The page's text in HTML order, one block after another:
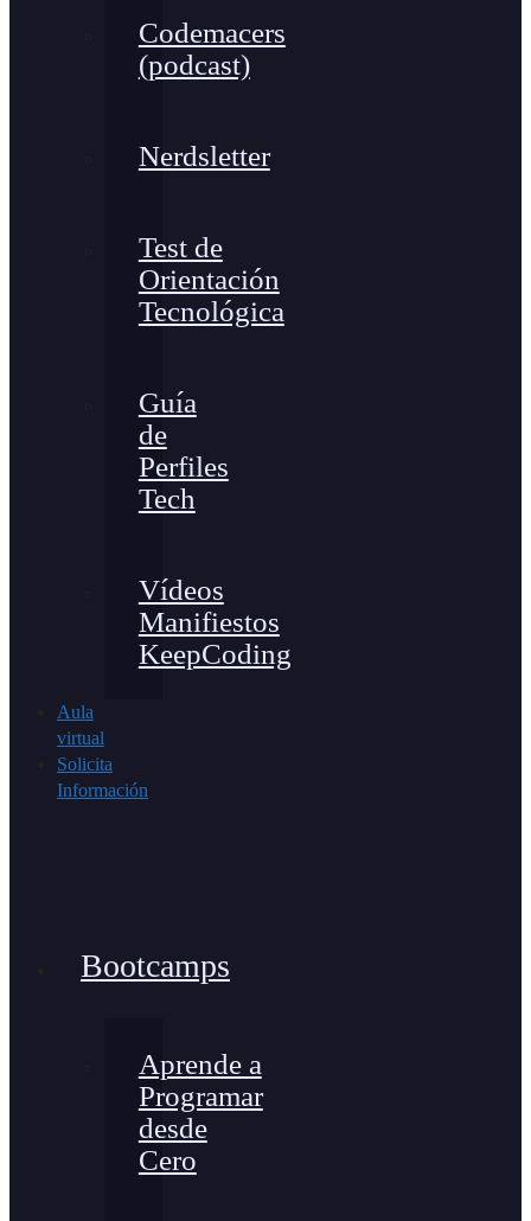
Codemacers
(podcast)
Nerdsletter
Test de
Orientación
Tecnológica
Guía
de
Perfiles
Tech
Vídeos
Manifiestos
KeepCoding
Aula
virtual
Solicita
Información
Bootcamps
Aprende a
Programar
desde
Cero